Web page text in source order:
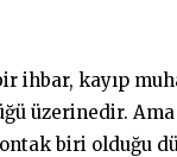
ihbar, kayıp
üzerinedir.
biri olduğu